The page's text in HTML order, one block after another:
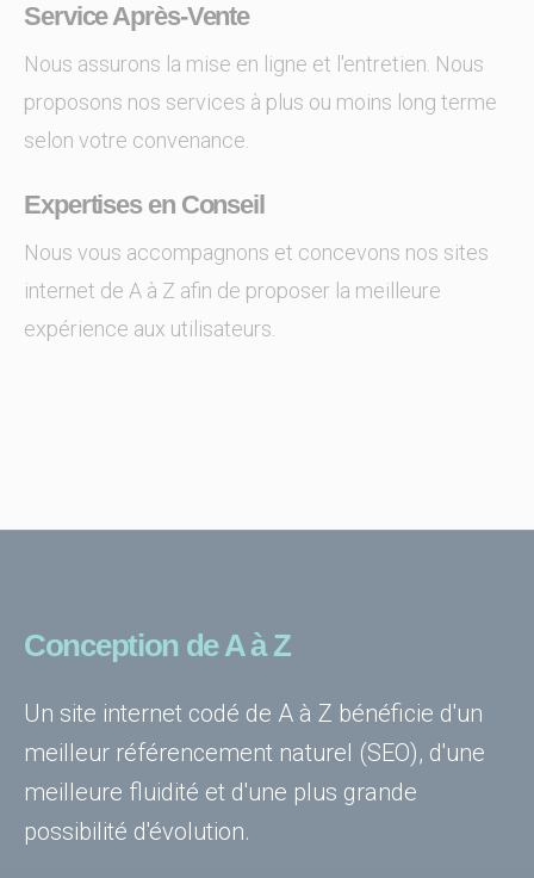
Service Après-Vente
Nous assurons la mise en ligne et l'entretien. Nous
proposons nos services à plus ou moins long terme
selon votre convenance.
Expertises en Conseil
Nous vous accompagnons et concevons nos sites
internet de A à Z afin de proposer la meilleure
expérience aux utilisateurs.
Conception de A à Z
Un site internet codé de A à Z bénéficie d'un
meilleur référencement naturel (SEO), d'une
meilleure fluidité et d'une plus grande
possibilité d'évolution.